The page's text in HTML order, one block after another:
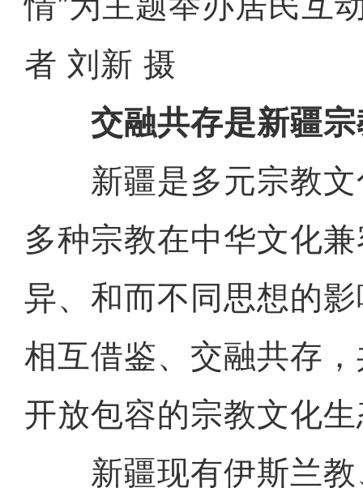
者 刘新 摄
交融共存是新疆
新疆是多元宗教文
多种宗教在中华文化
异、和而不同思想的
相互借鉴、交融共存
开放包容的宗教文化
新疆现有伊斯兰教